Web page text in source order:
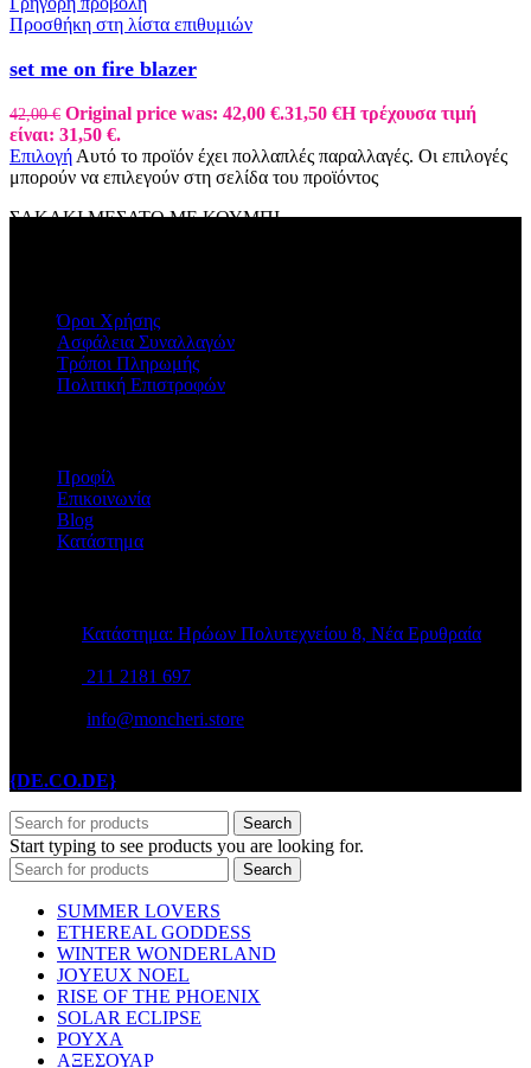
Προσθήκη στη λίστα επιθυμιών
set me on fire blazer
42,00€ Original price was: 42,00 €.31,50 €Η τρέχουσα τιμή
είναι: 31,50 €.
Επιλογή Αυτό το προϊόν έχει πολλαπλές παραλλαγές. Οι επιλογές
μπορούν να επιλεγούν στη σελίδα του προϊόντος
ΣΑΚΑΚΙ ΜΕΣΑΤΟ ΜΕ ΚΟΥΜΠΙ
Όροι Χρήσης
Ασφάλεια Συναλλαγών
Τρόποι Πληρωμής
Πολιτική Επιστροφών
Προφίλ
Επικοινωνία
Blog
Κατάστημα
Κατάστημα: Ηρώων Πολυτεχνείου 8, Νέα Ερυθραία
211 2181 697
info@moncheri.store
{DE.CO.DE}
Search
Start typing to see products you are looking for.
Search
SUMMER LOVERS
ETHEREAL GODDESS
WINTER WONDERLAND
JOYEUX NOEL
RISE OF THE PHOENIX
SOLAR ECLIPSE
ΡΟΥΧΑ
ΑΞΕΣΟΥΑΡ